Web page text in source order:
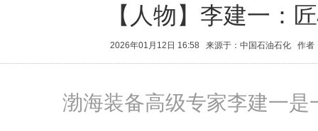
【人物】李建一：
2026年01月12日 16:58 来源于：中国石油石化 作
渤海装备高级专家李建一是